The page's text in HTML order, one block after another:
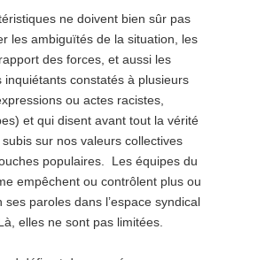
ne doivent bien sûr pas
les ambiguïtés de la situation, les
des forces, et aussi les
inquiétants constatés à plusieurs
ou actes racistes,
et qui disent avant tout la vérité
sur nos valeurs collectives
populaires. Les équipes du
empêchent ou contrôlent plus ou
ses paroles dans l’espace syndical
elles ne sont pas limitées.